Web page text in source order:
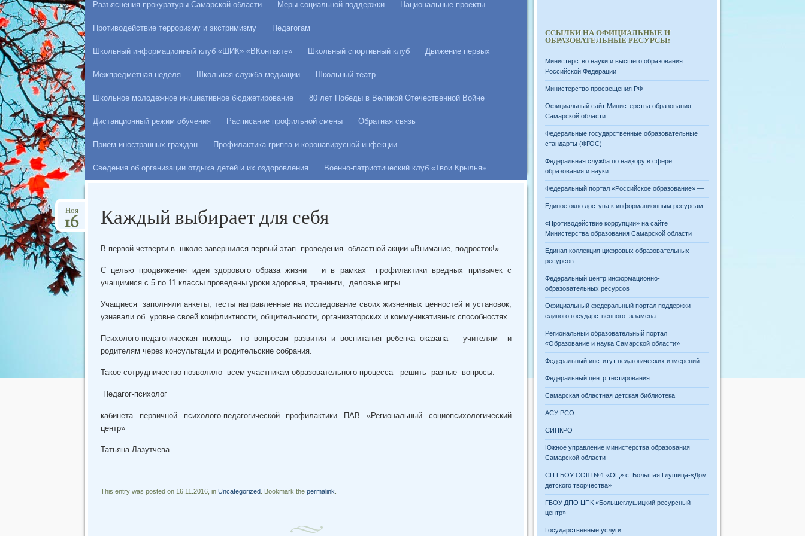
Разъяснения прокуратуры Самарской области Меры социальной поддержки Национальные проекты
Противодействие терроризму и экстримизму Педагогам
Школьный информационный клуб «ШИК» «ВКонтакте» Школьный спортивный клуб Движение первых
Межпредметная неделя Школьная служба медиации Школьный театр
Школьное молодежное инициативное бюджетирование 80 лет Победы в Великой Отечественной Войне
Дистанционный режим обучения Расписание профильной смены Обратная связь
Приём иностранных граждан Профилактика гриппа и коронавирусной инфекции
Сведения об организации отдыха детей и их оздоровления Военно-патриотический клуб «Твои Крылья»
Каждый выбирает для себя
Ноя
16
В первой четверти в школе завершился первый этап проведения областной акции «Внимание, подросток!».
С целью продвижения идеи здорового образа жизни и в рамках профилактики вредных привычек с
учащимися с 5 по 11 классы проведены уроки здоровья, тренинги, деловые игры.
Учащиеся заполняли анкеты, тесты направленные на исследование своих жизненных ценностей и установок,
узнавали об уровне своей конфликтности, общительности, организаторских и коммуникативных способностях.
Психолого-педагогическая помощь по вопросам развития и воспитания ребенка оказана учителям и
родителям через консультации и родительские собрания.
Такое сотрудничество позволило всем участникам образовательного процесса решить разные вопросы.
Педагог-психолог
кабинета первичной психолого-педагогической профилактики ПАВ «Региональный социопсихологический
центр»
Татьяна Лазутчева
This entry was posted on 16.11.2016, in Uncategorized. Bookmark the permalink
ССЫЛКИ НА ОФИЦИАЛЬНЫЕ И
ОБРАЗОВАТЕЛЬНЫЕ РЕСУРСЫ:
Министерство науки и высшего образования
Российской Федерации
Министерство просвещения РФ
Официальный сайт Министерства образования
Самарской области
Федеральные государственные образовательные
стандарты (ФГОС)
Федеральная служба по надзору в сфере
образования и науки
Федеральный портал «Российское образование» —
Единое окно доступа к информационным ресурсам
«Противодействие коррупции» на сайте
Министерства образования Самарской области
Единая коллекция цифровых образовательных
ресурсов
Федеральный центр информационно-
образовательных ресурсов
Официальный федеральный портал поддержки
единого государственного экзамена
Региональный образовательный портал
«Образование и наука Самарской области»
Федеральный институт педагогических измерений
Федеральный центр тестирования
Самарская областная детская библиотека
АСУ РСО
СИПКРО
Южное управление министерства образования
Самарской области
СП ГБОУ СОШ №1 «ОЦ» с. Большая Глушица-«Дом
детского творчества»
ГБОУ ДПО ЦПК «Большеглушицкий ресурсный
центр»
Государственные услуги